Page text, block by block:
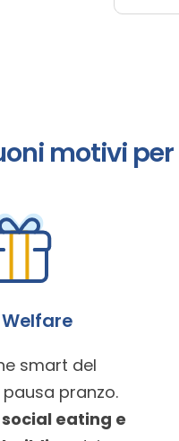
motivi per
smart del
pranzo.
eating e